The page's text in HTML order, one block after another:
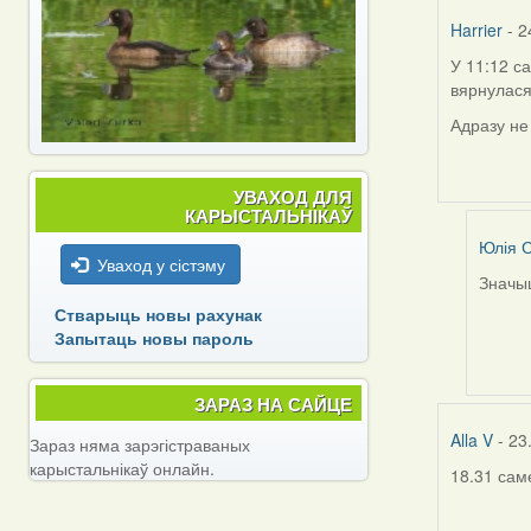
Harrier -
У 11:12
Адразу
Юлія
In
Harrier
Alla V -
18.31
УВАХОД ДЛЯ
КАРЫСТАЛЬНІКАЎ
Уваход у сістэму
Стварыць новы рахунак
Запытаць новы пароль
ЗАРАЗ НА САЙЦЕ
Зараз няма зарэгістраваных
карыстальнікаў онлайн.